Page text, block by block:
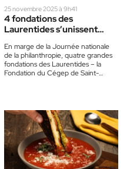
25 novembre 2025 à 9h41
4 fondations des
Laurentides s’unissent
planifié
En marge de la Journée nationale
de la philanthropie, quatre grandes
fondations des Laurentides – la
Fondation du Cégep de Saint-